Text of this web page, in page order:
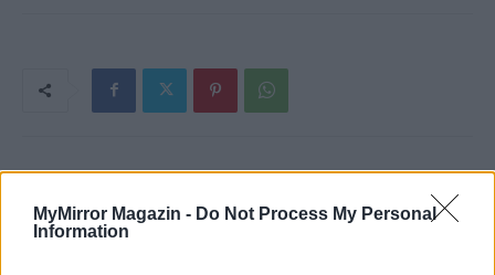
MyMirror Magazin - Do Not Process My Personal
Information